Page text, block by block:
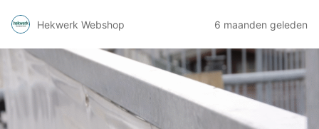
Hekwerk Webshop 6 maanden geleden